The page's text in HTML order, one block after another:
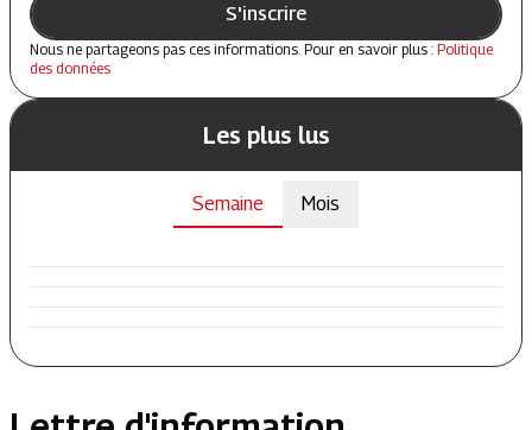
S'inscrire
Nous ne partageons pas ces informations. Pour en savoir plus : Politique
des données
Les plus lus
Semaine Mois